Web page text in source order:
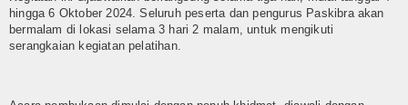
Layanan BK
hingga 6 Oktober 2024. Seluruh peserta dan pengurus Paskibra akan
bermalam di lokasi selama 3 hari 2 malam, untuk mengikuti
serangkaian kegiatan pelatihan.